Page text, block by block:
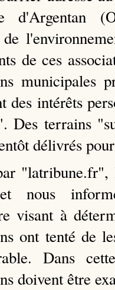
d'Argentan
de
de ces
municipales
des intérêts
Des terrains
délivrés
nous
visant à
ont tenté de
Dans
doivent être